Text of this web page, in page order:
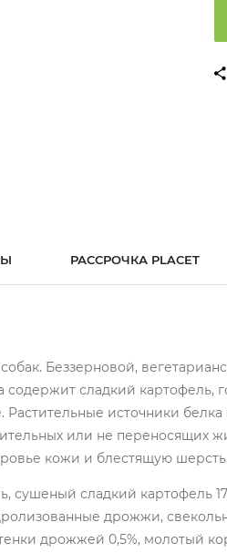
РАССРОЧКА PLACET
Беззерновой,
сладкий картофель,
источники
или не
кожи и блестящую
сушеный сладкий картофель
дрожжи,
дрожжей 0,5%, молотый